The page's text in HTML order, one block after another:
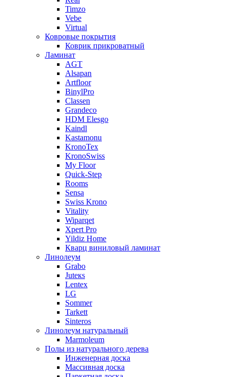
Timzo
Vebe
Virtual
Ковровые покрытия
Коврик прикроватный
Ламинат
AGT
Alsapan
Artfloor
BinylPro
Classen
Grandeco
HDM Elesgo
Kaindl
Kastamonu
KronoTex
KronoSwiss
My Floor
Quick-Step
Rooms
Sensa
Swiss Krono
Vitality
Wiparqet
Xpert Pro
Yildiz Home
Кварц виниловый ламинат
Линолеум
Grabo
Juteкs
Lentex
LG
Sommer
Tarkett
Sinteros
Линолеум натуральный
Marmoleum
Полы из натурального дерева
Инженерная доска
Массивная доска